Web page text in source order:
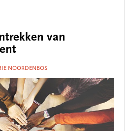
van
NOORDENBOS